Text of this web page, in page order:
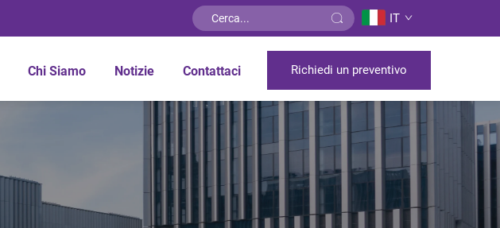
IT
Chi Siamo Notizie Contattaci Richiedi un preventivo